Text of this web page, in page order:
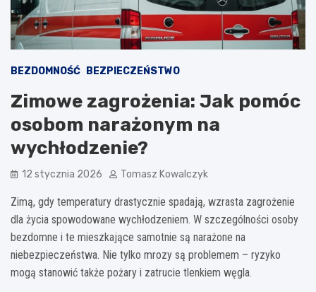
BEZDOMNOŚĆ BEZPIECZEŃSTWO
Zimowe zagrożenia: Jak pomóc
osobom narażonym na
wychłodzenie?
12 stycznia 2026 Tomasz Kowalczyk
Zimą, gdy temperatury drastycznie spadają, wzrasta zagrożenie
dla życia spowodowane wychłodzeniem. W szczególności osoby
bezdomne i te mieszkające samotnie są narażone na
niebezpieczeństwa. Nie tylko mrozy są problemem – ryzyko
mogą stanowić także pożary i zatrucie tlenkiem węgla.